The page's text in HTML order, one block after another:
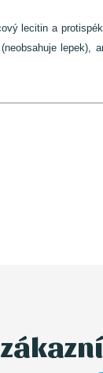
lecitin a
lepek),